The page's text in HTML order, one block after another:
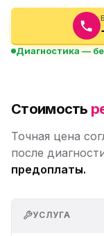
Диагностика —
Стоимость
Точная цена
после
предоплаты.
УСЛУГА